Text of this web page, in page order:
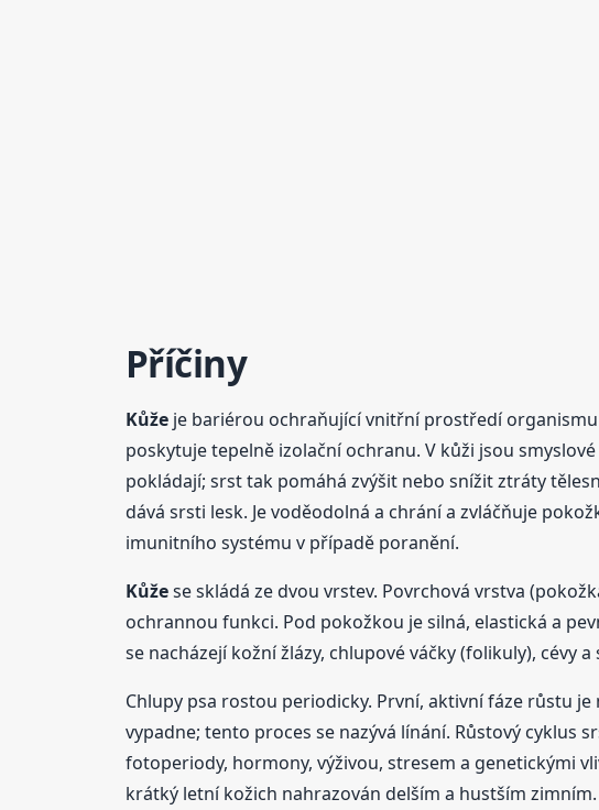
Příčiny
Kůžeje bariérou ochraňující vnitřní prostředí
poskytuje tepelně izolační ochranu. V kůži jsou
pokládají; srst tak pomáhá zvýšit nebo snížit ztráty
dává srsti lesk. Je voděodolná a chrání a zvláčňuje
imunitního systému v případě poranění.
Kůžese skládá ze dvou vrstev. Povrchová vrstva
ochrannou funkci. Pod pokožkou je silná, elastická a
se nacházejí kožní žlázy, chlupové váčky (folikuly),
Chlupy psa rostou periodicky. První, aktivní fáze růstu
vypadne; tento proces se nazývá línání. Růstový cyklus
fotoperiody, hormony, výživou, stresem a genetickými
krátký letní kožich nahrazován delším a hustším